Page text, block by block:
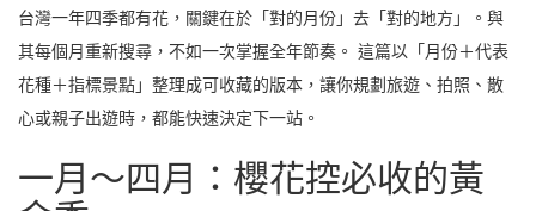
台灣一年四季都有花，關鍵在於「對的月份」去「對的地方」。與
其每個月重新搜尋，不如一次掌握全年節奏。 這篇以「月份＋代表
花種＋指標景點」整理成可收藏的版本，讓你規劃旅遊、拍照、散
心或親子出遊時，都能快速決定下一站。
一月～四月：櫻花控必收的黃